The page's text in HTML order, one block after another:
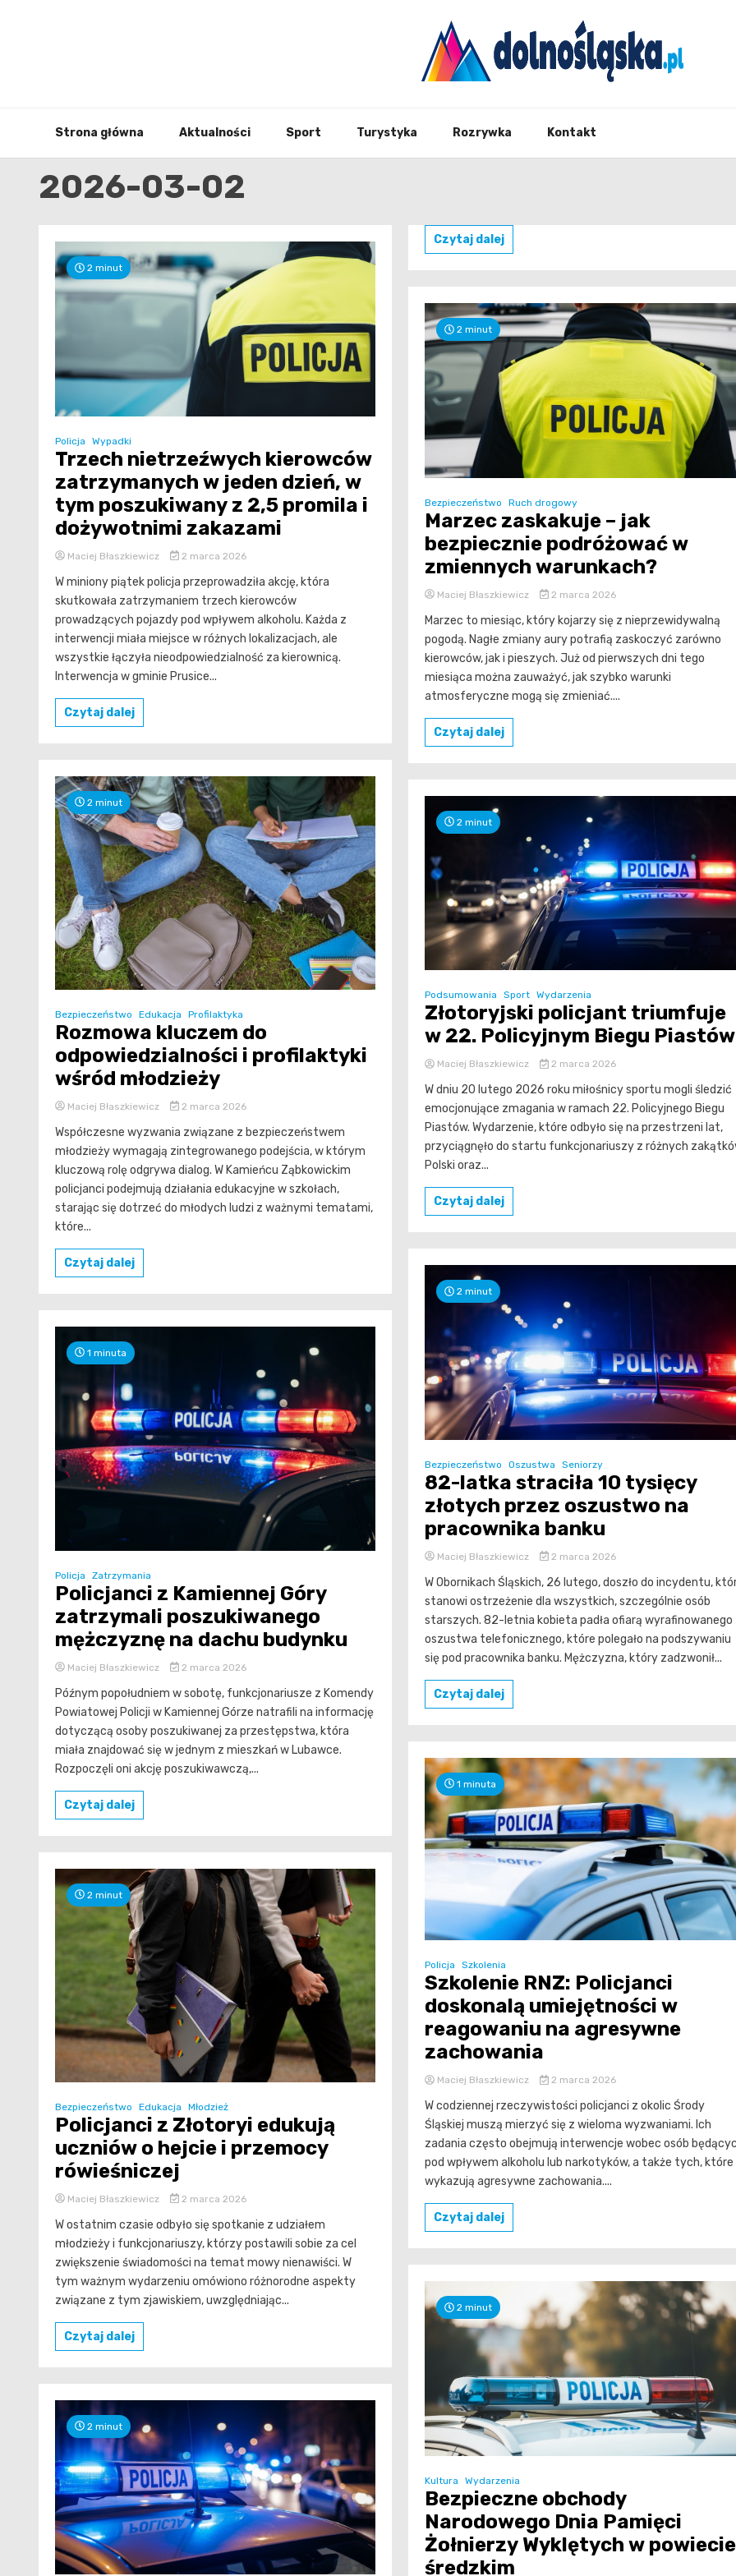
Strona główna Aktualności Sport Turystyka Rozrywka Kontakt
2026-03-02
2 minut
Policja Wypadki
Trzech nietrzeźwych kierowców
zatrzymanych w jeden dzień, w
tym poszukiwany z 2,5 promila i
dożywotnimi zakazami
Maciej Błaszkiewicz 2 marca 2026
W miniony piątek policja przeprowadziła akcję, która
skutkowała zatrzymaniem trzech kierowców
prowadzących pojazdy pod wpływem alkoholu. Każda z
interwencji miała miejsce w różnych lokalizacjach, ale
wszystkie łączyła nieodpowiedzialność za kierownicą.
Interwencja w gminie Prusice...
Czytaj dalej
2 minut
Bezpieczeństwo Edukacja Profilaktyka
Rozmowa kluczem do
odpowiedzialności i profilaktyki
wśród młodzieży
Maciej Błaszkiewicz 2 marca 2026
Współczesne wyzwania związane z bezpieczeństwem
młodzieży wymagają zintegrowanego podejścia, w którym
kluczową rolę odgrywa dialog. W Kamieńcu Ząbkowickim
policjanci podejmują działania edukacyjne w szkołach,
starając się dotrzeć do młodych ludzi z ważnymi tematami,
które...
Czytaj dalej
1 minuta
Policja Zatrzymania
Policjanci z Kamiennej Góry
zatrzymali poszukiwanego
mężczyznę na dachu budynku
Maciej Błaszkiewicz 2 marca 2026
Późnym popołudniem w sobotę, funkcjonariusze z Komendy
Powiatowej Policji w Kamiennej Górze natrafili na informację
dotyczącą osoby poszukiwanej za przestępstwa, która
miała znajdować się w jednym z mieszkań w Lubawce.
Rozpoczęli oni akcję poszukiwawczą,...
Czytaj dalej
2 minut
Bezpieczeństwo Edukacja Młodzież
Policjanci z Złotoryi edukują
uczniów o hejcie i przemocy
rówieśniczej
Maciej Błaszkiewicz 2 marca 2026
W ostatnim czasie odbyło się spotkanie z udziałem
młodzieży i funkcjonariuszy, którzy postawili sobie za cel
zwiększenie świadomości na temat mowy nienawiści. W
tym ważnym wydarzeniu omówiono różnorodne aspekty
związane z tym zjawiskiem, uwzględniając...
Czytaj dalej
2 minut
Czytaj dalej
2 minut
Bezpieczeństwo Ruch drogowy
Marzec zaskakuje – jak
bezpiecznie podróżować w
zmiennych warunkach?
Maciej Błaszkiewicz 2 marca 2026
Marzec to miesiąc, który kojarzy się z nieprzewidywalną
pogodą. Nagłe zmiany aury potrafią zaskoczyć zarówno
kierowców, jak i pieszych. Już od pierwszych dni tego
miesiąca można zauważyć, jak szybko warunki
atmosferyczne mogą się zmieniać....
Czytaj dalej
2 minut
Podsumowania Sport Wydarzenia
Złotoryjski policjant triumfuje
w 22. Policyjnym Biegu Piastów
Maciej Błaszkiewicz 2 marca 2026
W dniu 20 lutego 2026 roku miłośnicy sportu mogli śledzić
emocjonujące zmagania w ramach 22. Policyjnego Biegu
Piastów. Wydarzenie, które odbyło się na przestrzeni lat,
przyciągnęło do startu funkcjonariuszy z różnych
Polski oraz...
Czytaj dalej
2 minut
Bezpieczeństwo Oszustwa Seniorzy
82-latka straciła 10 tysięcy
złotych przez oszustwo na
pracownika banku
Maciej Błaszkiewicz 2 marca 2026
W Obornikach Śląskich, 26 lutego, doszło do incydentu,
stanowi ostrzeżenie dla wszystkich, szczególnie osób
starszych. 82-letnia kobieta padła ofiarą wyrafinowanego
oszustwa telefonicznego, które polegało na podszywaniu
się pod pracownika banku. Mężczyzna, który zadzwonił...
Czytaj dalej
1 minuta
Policja Szkolenia
Szkolenie RNZ: Policjanci
doskonalą umiejętności w
reagowaniu na agresywne
zachowania
Maciej Błaszkiewicz 2 marca 2026
W codziennej rzeczywistości policjanci z okolic Środy
Śląskiej muszą mierzyć się z wieloma wyzwaniami. Ich
zadania często obejmują interwencje wobec osób
pod wpływem alkoholu lub narkotyków, a także tych, które
wykazują agresywne zachowania....
Czytaj dalej
2 minut
Kultura Wydarzenia
Bezpieczne obchody
Narodowego Dnia Pamięci
Żołnierzy Wyklętych w powiecie
średzkim